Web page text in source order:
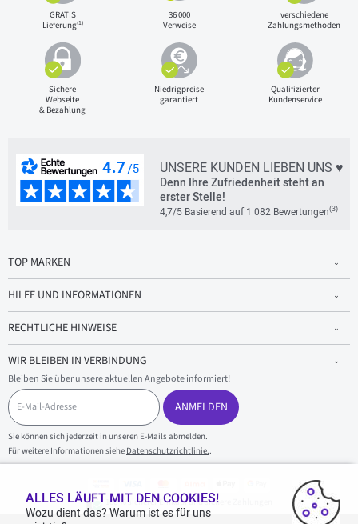
GRATIS
Lieferung(1)
36 000
Verweise
verschiedene
Zahlungsmethoden
Sichere
Webseite
& Bezahlung
Niedrigpreise
garantiert
Qualifizierter
Kundenservice
UNSERE KUNDEN LIEBEN UNS ♥
Denn Ihre Zufriedenheit steht an
erster Stelle!
4,7/5 Basierend auf 1 082 Bewertungen(3)
TOP MARKEN
HILFE UND INFORMATIONEN
RECHTLICHE HINWEISE
WIR BLEIBEN IN VERBINDUNG
Bleiben Sie über unsere aktuellen Angebote informiert!
E
-
M
a
i
l
ANMELDEN
Sie können sich jederzeit in unseren E-Mails abmelden.
Für weitere Informationen siehe Datenschutzrichtlinie..
100 % sicherer Einkauf und sichere Zahlungen
ALLES LÄUFT MIT DEN COOKIES!
Wozu dient das? Warum ist es für uns